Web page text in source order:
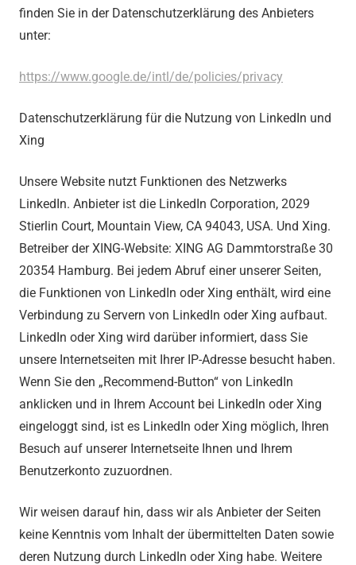
finden Sie in der Datenschutzerklärung des Anbieters
unter:
https://www.google.de/intl/de/policies/privacy
Datenschutzerklärung für die Nutzung von LinkedIn und
Xing
Unsere Website nutzt Funktionen des Netzwerks
LinkedIn. Anbieter ist die LinkedIn Corporation, 2029
Stierlin Court, Mountain View, CA 94043, USA. Und Xing.
Betreiber der XING-Website: XING AG Dammtorstraße 30
20354 Hamburg. Bei jedem Abruf einer unserer Seiten,
die Funktionen von LinkedIn oder Xing enthält, wird eine
Verbindung zu Servern von LinkedIn oder Xing aufbaut.
LinkedIn oder Xing wird darüber informiert, dass Sie
unsere Internetseiten mit Ihrer IP-Adresse besucht haben.
Wenn Sie den „Recommend-Button“ von LinkedIn
anklicken und in Ihrem Account bei LinkedIn oder Xing
eingeloggt sind, ist es LinkedIn oder Xing möglich, Ihren
Besuch auf unserer Internetseite Ihnen und Ihrem
Benutzerkonto zuzuordnen.
Wir weisen darauf hin, dass wir als Anbieter der Seiten
keine Kenntnis vom Inhalt der übermittelten Daten sowie
deren Nutzung durch LinkedIn oder Xing habe. Weitere